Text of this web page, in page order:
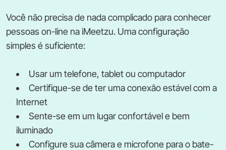
Você não precisa de nada complicado para conhecer
pessoas on-line na iMeetzu. Uma configuração
simples é suficiente:
Usar um telefone, tablet ou computador
Certifique-se de ter uma conexão estável com a
Internet
Sente-se em um lugar confortável e bem
iluminado
Configure sua câmera e microfone para o bate-